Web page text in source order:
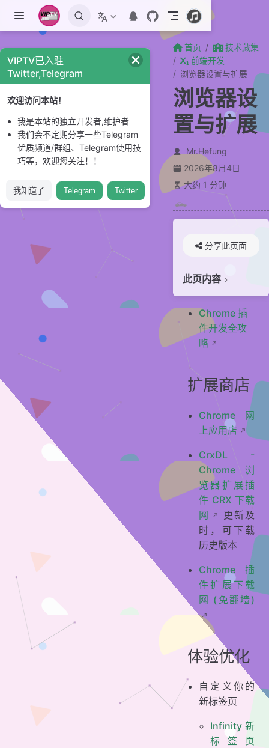
跳至主要內容
首页
技术藏集
前端开发
浏览器设置与扩展
浏览器设
置与扩展
Mr.Hefung
2026年8月4日
大约 1 分钟
分享此页面
此页内容
扩展商店
体验优化
贡献者
Chrome 插
件开发全攻
略
扩展商店
Chrome 网
上应用店
CrxDL -
Chrome 浏
览器扩展插
件 CRX 下载
网
更新及
时，可下载
历史版本
Chrome 插
件扩展下载
网 (免翻墙)
体验优化
自定义你的
新标签页
Infinity 新
标签页
VIPTV已入驻
Twitter,Telegram
欢迎访问本站！
我是本站的独立开发者,维护者
我们会不定期分享一些Telegram
优质频道/群组、Telegram使用技
巧等，欢迎您关注！！
我知道了 Telegram Twitter